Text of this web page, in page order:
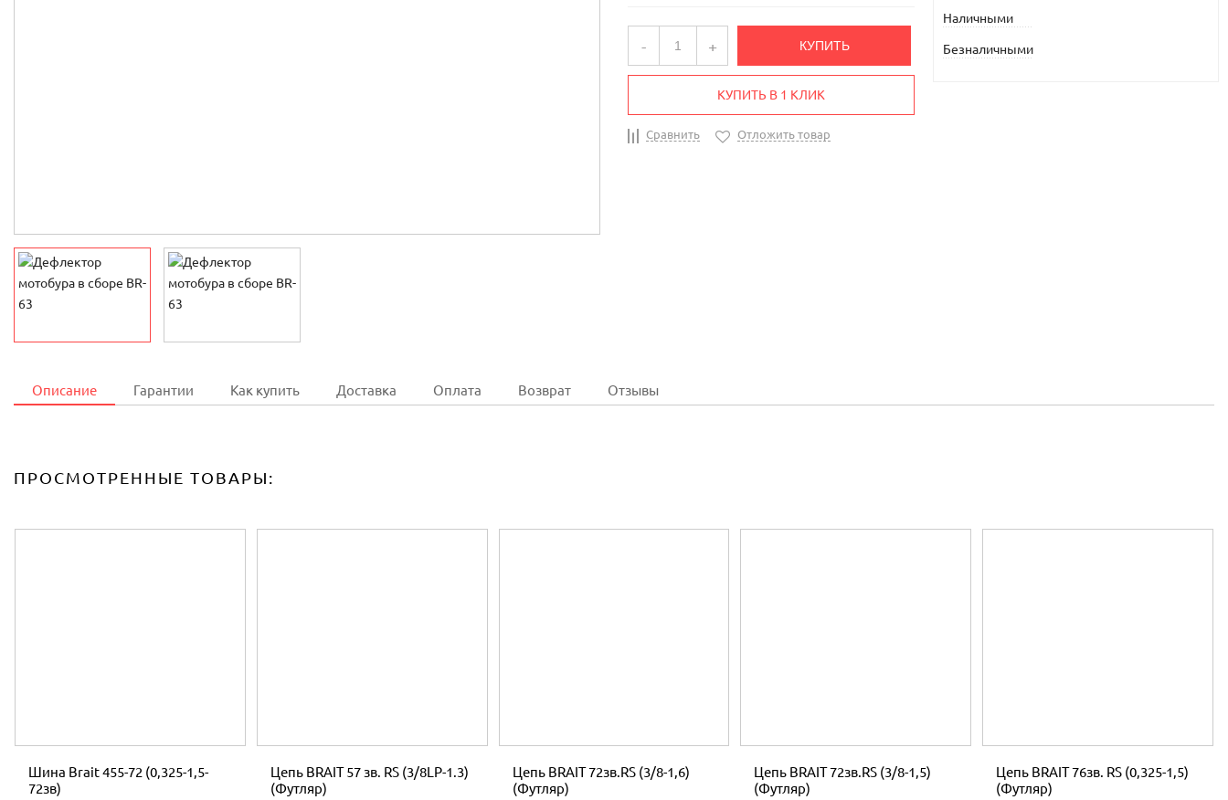
- + КУПИТЬ
КУПИТЬ В 1 КЛИК
Сравнить Отложить товар
Наличными
Безналичными
Описание Гарантии Как купить Доставка Оплата Возврат Отзывы
ПРОСМОТРЕННЫЕ ТОВАРЫ:
Шина Brait 455-72 (0,325-1,5-
72зв)
Цепь BRAIT 57 зв. RS (3/8LP-1.3)
(Футляр)
Цепь BRAIT 72зв.RS (3/8-1,6)
(Футляр)
Цепь BRAIT 72зв.RS (3/8-1,5)
(Футляр)
Цепь BRAIT 76зв. RS (0,325-1,5)
(Футляр)